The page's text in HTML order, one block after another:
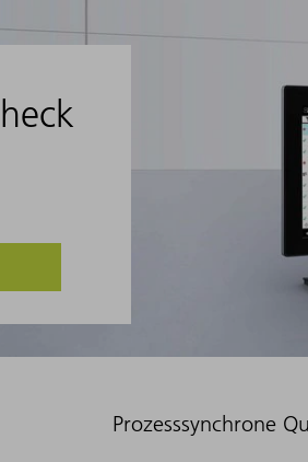
Prozesssynchrone